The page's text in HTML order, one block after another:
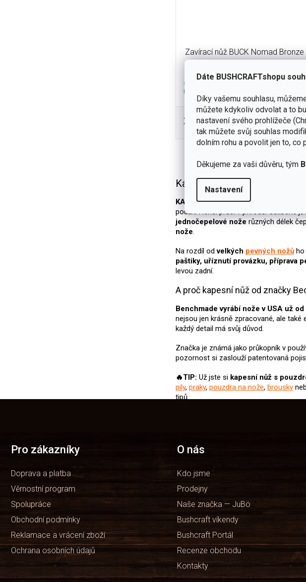
Dáte BUSHCRAFTshopu
Díky vašemu souhlasu,
můžete kdykoliv odvolat a to
nastavení svého prohlížeče
tak můžete svůj souhlas
dolním rohu a povolit jen to, co
Děkujeme za vaši důvěru, tým
Nastavení
Zavírací nůž BUCK Nomad Bronze
Blade 0700BRS-B
skladem
(2 ks)
2 290 Kč
Do
Buck Nomad 700 v bronzové
lehký EDC zavírák s čepelí z D2 a
povrchovkou, který otevřete...
Kapesní nůž s pouzdrem
KAPESNÍnebo takyZAVÍRACÍ NOŽE
použití i lehčí práci v přírodě. Oblíbené
jednočepelové nože různých délek
nože.
Na rozdíl odvelkých pevných nožů
paštiky, uříznutí provázku, příprava
levou zadní.
A proč kapesní nůž od značky
Benchmade vyrábí nože v USA už
nejsou jen krásně zpracované, ale také
každý detail má svůj důvod.
Značka je známá jako průkopník v
pozornost si zaslouží patentovaná
🔥TIP: Už jste si kapesní nůž s
pily, praky, pouzdra na nože, brousky
tipů.
Pro zákazníky
Doprava a platba
Věrnostní program
Spolupráce
Obchodní podmínky
Reklamace a vrácení zboží
Ochrana osobních údajů
O nás
Kdo jsme
Prodejny
Naše značka — JuBö
Bushcraft víkendy
Bushcraft Portál
Recenze obchodu
Kontakty